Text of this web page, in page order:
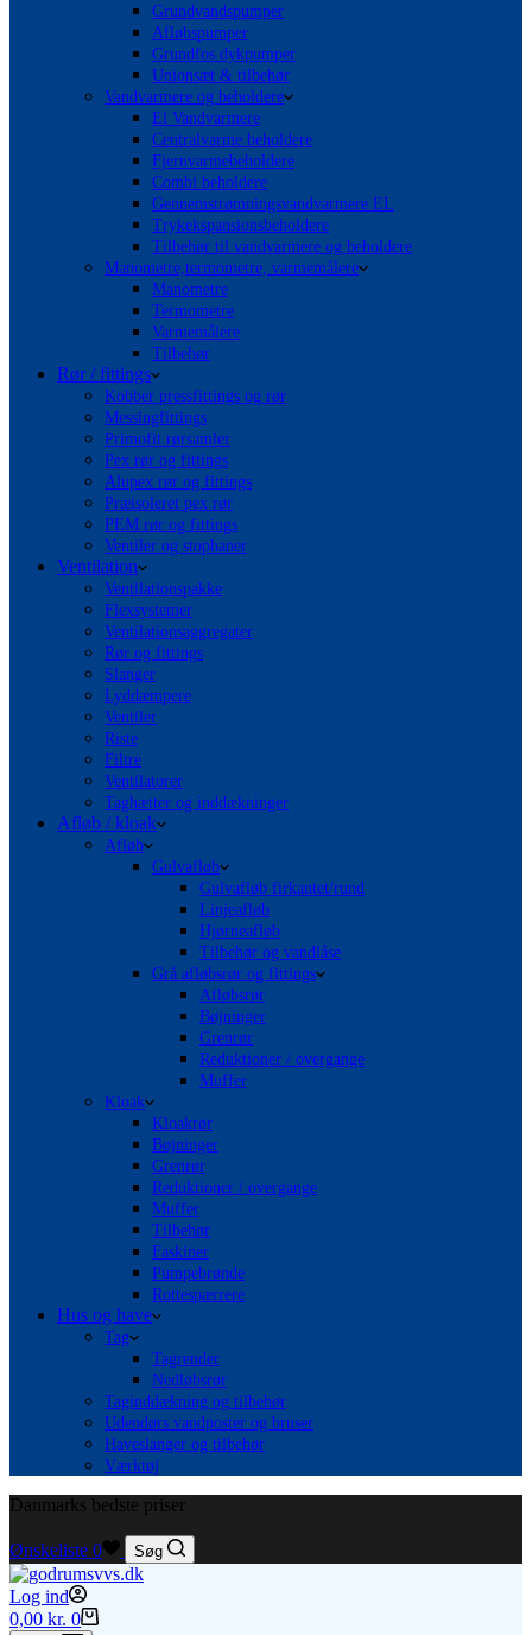
Grundvandspumper
Afløbspumper
Grundfos dykpumper
Unionsæt & tilbehør
Vandvarmere og beholdere
El Vandvarmere
Centralvarme beholdere
Fjernvarmebeholdere
Combi beholdere
Gennemstrømningsvandvarmere EL
Trykekspansionsbeholdere
Tilbehør til vandvarmere og beholdere
Manometre,termometre, varmemålere
Manometre
Termometre
Varmemålere
Tilbehør
Rør / fittings
Kobber pressfittings og rør
Messingfittings
Primofit rørsamler
Pex rør og fittings
Alupex rør og fittings
Præisoleret pex rør
PEM rør og fittings
Ventiler og stophaner
Ventilation
Ventilationspakke
Flexsystemer
Ventilationsaggregater
Rør og fittings
Slanger
Lyddæmpere
Ventiler
Riste
Filtre
Ventilatorer
Taghætter og inddækninger
Afløb / kloak
Afløb
Gulvafløb
Gulvafløb firkantet/rund
Linjeafløb
Hjørneafløb
Tilbehør og vandlåse
Grå afløbsrør og fittings
Afløbsrør
Bøjninger
Grenrør
Reduktioner / overgange
Muffer
Kloak
Kloakrør
Bøjninger
Grenrør
Reduktioner / overgange
Muffer
Tilbehør
Faskiner
Pumpebrønde
Rottespærrere
Hus og have
Tag
Tagrender
Nedløbsrør
Taginddækning og tilbehør
Udendørs vandposter og bruser
Haveslanger og tilbehør
Værktøj
Danmarks bedste priser
Ønskeliste 0 Søg
Log ind
Indkøbskurv
0,00 kr. 0